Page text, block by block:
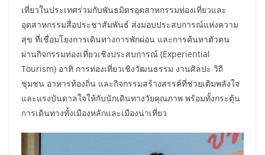
เที่ยวในประเทศร่วมกับพันธมิตรอุตสาหกรรมท่องเที่ยวและ
อุตสาหกรรมสื่อประชาสัมพันธ์ ส่งมอบประสบการณ์แห่งความ
สุข ที่เชื่อมโยงการเดินทางการพักผ่อน และการค้นหาตัวตน
ผ่านกิจกรรมท่องเที่ยวเชิงประสบการณ์ (Experiential
Tourism) อาทิ การท่องเที่ยวเชิงวัฒนธรรม งานศิลปะ วิถี
ชุมชน อาหารท้องถิ่น และกิจกรรมสร้างสรรค์ที่ช่วยเติมพลังใจ
และแรงบันดาลใจให้กับนักเดินทางวัยคุณภาพ พร้อมทั้งกระตุ้น
การเดินทางทั้งเมืองหลักและเมืองน่าเที่ยว